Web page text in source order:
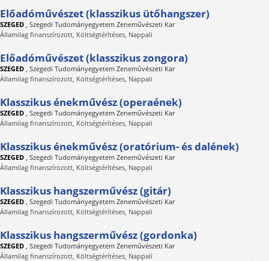
Előadóművészet (klasszikus ütőhangszer)
SZEGED Szegedi Tudományegyetem Zeneművészeti Kar
Államilag finanszírozott, Költségtérítéses, Nappali
Előadóművészet (klasszikus zongora)
SZEGED Szegedi Tudományegyetem Zeneművészeti Kar
Államilag finanszírozott, Költségtérítéses, Nappali
Klasszikus énekművész (operaének)
SZEGED Szegedi Tudományegyetem Zeneművészeti Kar
Államilag finanszírozott, Költségtérítéses, Nappali
Klasszikus énekművész (oratórium- és dalének)
SZEGED Szegedi Tudományegyetem Zeneművészeti Kar
Államilag finanszírozott, Költségtérítéses, Nappali
Klasszikus hangszerművész (gitár)
SZEGED Szegedi Tudományegyetem Zeneművészeti Kar
Államilag finanszírozott, Költségtérítéses, Nappali
Klasszikus hangszerművész (gordonka)
SZEGED Szegedi Tudományegyetem Zeneművészeti Kar
Államilag finanszírozott, Költségtérítéses, Nappali